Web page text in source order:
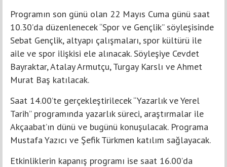
Programın son günü olan 22 Mayıs Cuma günü saat
10.30’da düzenlenecek “Spor ve Gençlik” söyleşisinde
Sebat Gençlik, altyapı çalışmaları, spor kültürü ile
aile ve spor ilişkisi ele alınacak. Söyleşiye Cevdet
Bayraktar, Atalay Armutçu, Turgay Karslı ve Ahmet
Murat Baş katılacak.
Saat 14.00’te gerçekleştirilecek “Yazarlık ve Yerel
Tarih” programında yazarlık süreci, araştırmalar ile
Akçaabat’ın dünü ve bugünü konuşulacak. Programa
Mustafa Yazıcı ve Şefik Türkmen katılım sağlayacak.
Etkinliklerin kapanış programı ise saat 16.00’da